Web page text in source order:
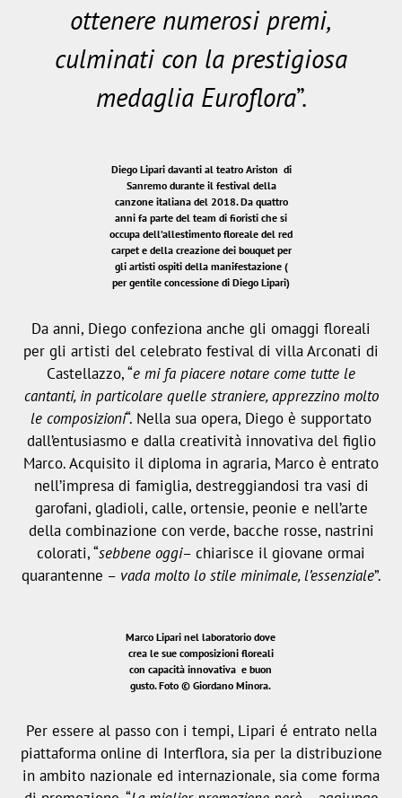
ottenere numerosi premi,
culminati con la prestigiosa
medaglia Euroflora”.
Diego Lipari davanti al teatro Ariston di
Sanremo durante il festival della
canzone italiana del 2018. Da quattro
anni fa parte del team di fioristi che si
occupa dell’allestimento floreale del red
carpet e della creazione dei bouquet per
gli artisti ospiti della manifestazione (
per gentile concessione di Diego Lipari)
Da anni, Diego confeziona anche gli omaggi floreali
per gli artisti del celebrato festival di villa Arconati di
Castellazzo, “e mi fa piacere notare come tutte le
cantanti, in particolare quelle straniere, apprezzino molto
le composizioni“. Nella sua opera, Diego è supportato
dall’entusiasmo e dalla creatività innovativa del figlio
Marco. Acquisito il diploma in agraria, Marco è entrato
nell’impresa di famiglia, destreggiandosi tra vasi di
garofani, gladioli, calle, ortensie, peonie e nell’arte
della combinazione con verde, bacche rosse, nastrini
colorati, “sebbene oggi– chiarisce il giovane ormai
quarantenne – vada molto lo stile minimale, l’essenziale”.
Marco Lipari nel laboratorio dove
crea le sue composizioni floreali
con capacità innovativa e buon
gusto.Foto © Giordano Minora.
Per essere al passo con i tempi, Lipari é entrato nella
piattaforma online di Interflora, sia per la distribuzione
in ambito nazionale ed internazionale, sia come forma